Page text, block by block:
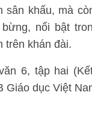
sân khấu, mà
nổi bật
trên khán đài.
6, tập hai
Giáo dục Việt